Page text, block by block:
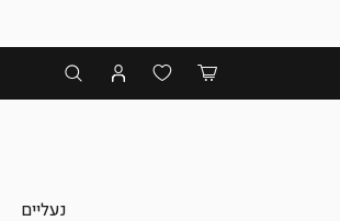
נעליים